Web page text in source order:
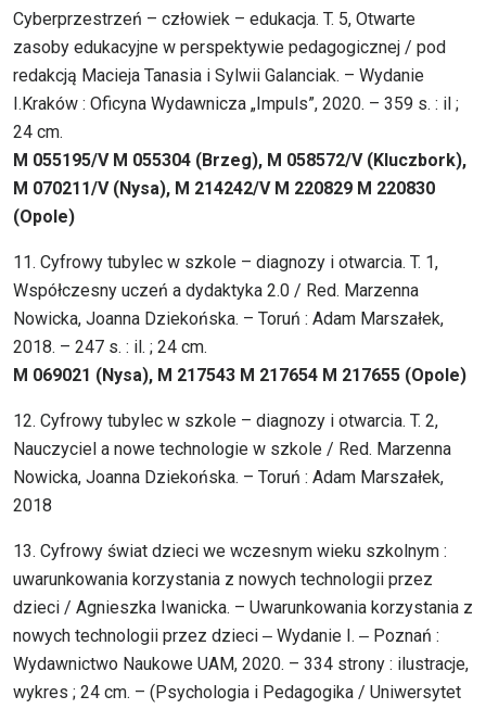
Cyberprzestrzeń – człowiek – edukacja. T. 5, Otwarte
zasoby edukacyjne w perspektywie pedagogicznej / pod
redakcją Macieja Tanasia i Sylwii Galanciak. – Wydanie
I.Kraków : Oficyna Wydawnicza „Impuls”, 2020. – 359 s. : il ;
24 cm.
M 055195/V M 055304 (Brzeg), M 058572/V (Kluczbork),
M 070211/V (Nysa), M 214242/V M 220829 M 220830
(Opole)
11. Cyfrowy tubylec w szkole – diagnozy i otwarcia. T. 1,
Współczesny uczeń a dydaktyka 2.0 / Red. Marzenna
Nowicka, Joanna Dziekońska. – Toruń : Adam Marszałek,
2018. – 247 s. : il. ; 24 cm.
M 069021 (Nysa), M 217543 M 217654 M 217655 (Opole)
12. Cyfrowy tubylec w szkole – diagnozy i otwarcia. T. 2,
Nauczyciel a nowe technologie w szkole / Red. Marzenna
Nowicka, Joanna Dziekońska. – Toruń : Adam Marszałek,
2018
13. Cyfrowy świat dzieci we wczesnym wieku szkolnym :
uwarunkowania korzystania z nowych technologii przez
dzieci / Agnieszka Iwanicka. – Uwarunkowania korzystania z
nowych technologii przez dzieci ‒ Wydanie I. ‒ Poznań :
Wydawnictwo Naukowe UAM, 2020. – 334 strony : ilustracje,
wykres ; 24 cm. – (Psychologia i Pedagogika / Uniwersytet